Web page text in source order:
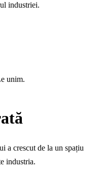
industriei.
unim.
a crescut de la un spațiu
industria.